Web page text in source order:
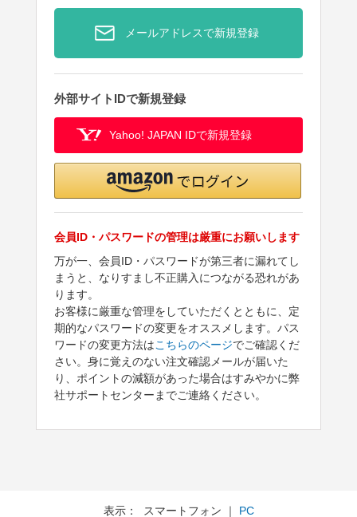
メールアドレスで新規登録
外部サイトIDで新規登録
Yahoo! JAPAN IDで新規登録
会員ID・パスワードの管理は厳重にお願いします
万が一、会員ID・パスワードが第三者に漏れてし
まうと、なりすまし不正購入につながる恐れがあ
ります。
お客様に厳重な管理をしていただくとともに、定
期的なパスワードの変更をオススメします。パス
ワードの変更方法はこちらのページでご確認くだ
さい。身に覚えのない注文確認メールが届いた
り、ポイントの減額があった場合はすみやかに弊
社サポートセンターまでご連絡ください。
表示： スマートフォン ｜ PC